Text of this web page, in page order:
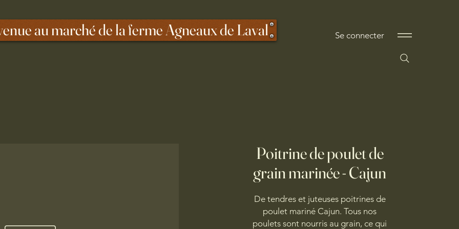
au marché de la ferme Agneaux de Laval Se connecter
Poitrine de poulet de
grain marinée - Cajun
De tendres et juteuses poitrines de
poulet mariné Cajun. Tous nos
poulets sont nourris au grain, ce qui